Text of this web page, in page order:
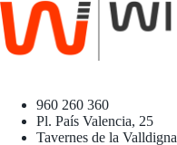
960 260 360
Pl. País Valencia, 25
Tavernes de la Valldigna